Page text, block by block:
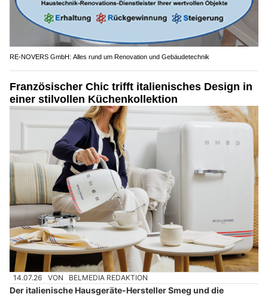
RE-NOVERS GmbH: Alles rund um Renovation und Gebäudetechnik
Französischer Chic trifft italienisches Design in
einer stilvollen Küchenkollektion
14.07.26 VON BELMEDIA REDAKTION
Der italienische Hausgeräte-Hersteller Smeg und die